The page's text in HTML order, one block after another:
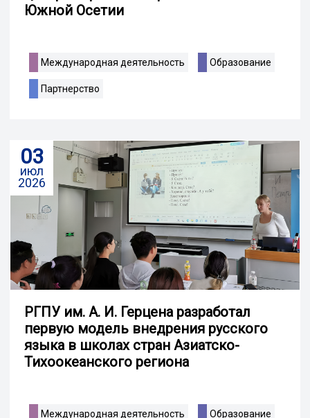
Южной Осетии
Международная деятельность Образование
Партнерство
03
июл
2026
РГПУ им. А. И. Герцена разработал
первую модель внедрения русского
языка в школах стран Азиатско-
Тихоокеанского региона
Международная деятельность Образование